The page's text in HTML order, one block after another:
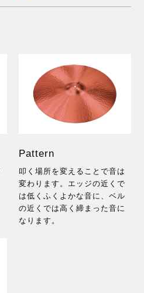
Pattern
叩く場所を変えることで音は
変わります。エッジの近くで
は低くふくよかな音に、ベル
の近くでは高く締まった音に
なります。